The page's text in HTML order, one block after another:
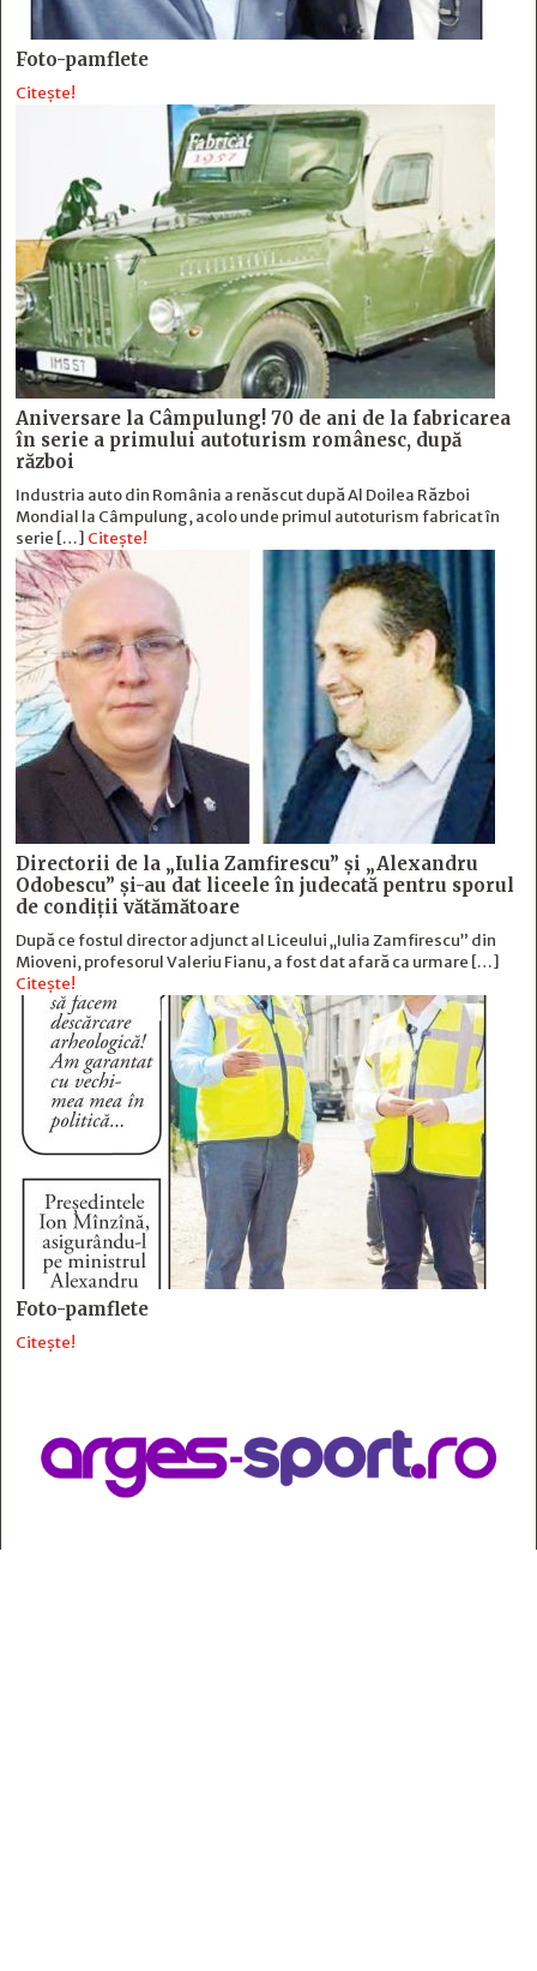
Foto-pamflete
Citește!
Aniversare la Câmpulung! 70 de ani de la fabricarea
în serie a primului autoturism românesc, după
război
Industria auto din România a renăscut după Al Doilea Război
Mondial la Câmpulung, acolo unde primul autoturism fabricat în
serie […] Citește!
Directorii de la „Iulia Zamfirescu” și „Alexandru
Odobescu” și-au dat liceele în judecată pentru sporul
de condiții vătămătoare
După ce fostul director adjunct al Liceului „Iulia Zamfirescu” din
Mioveni, profesorul Valeriu Fianu, a fost dat afară ca urmare […]
Citește!
Foto-pamflete
Citește!